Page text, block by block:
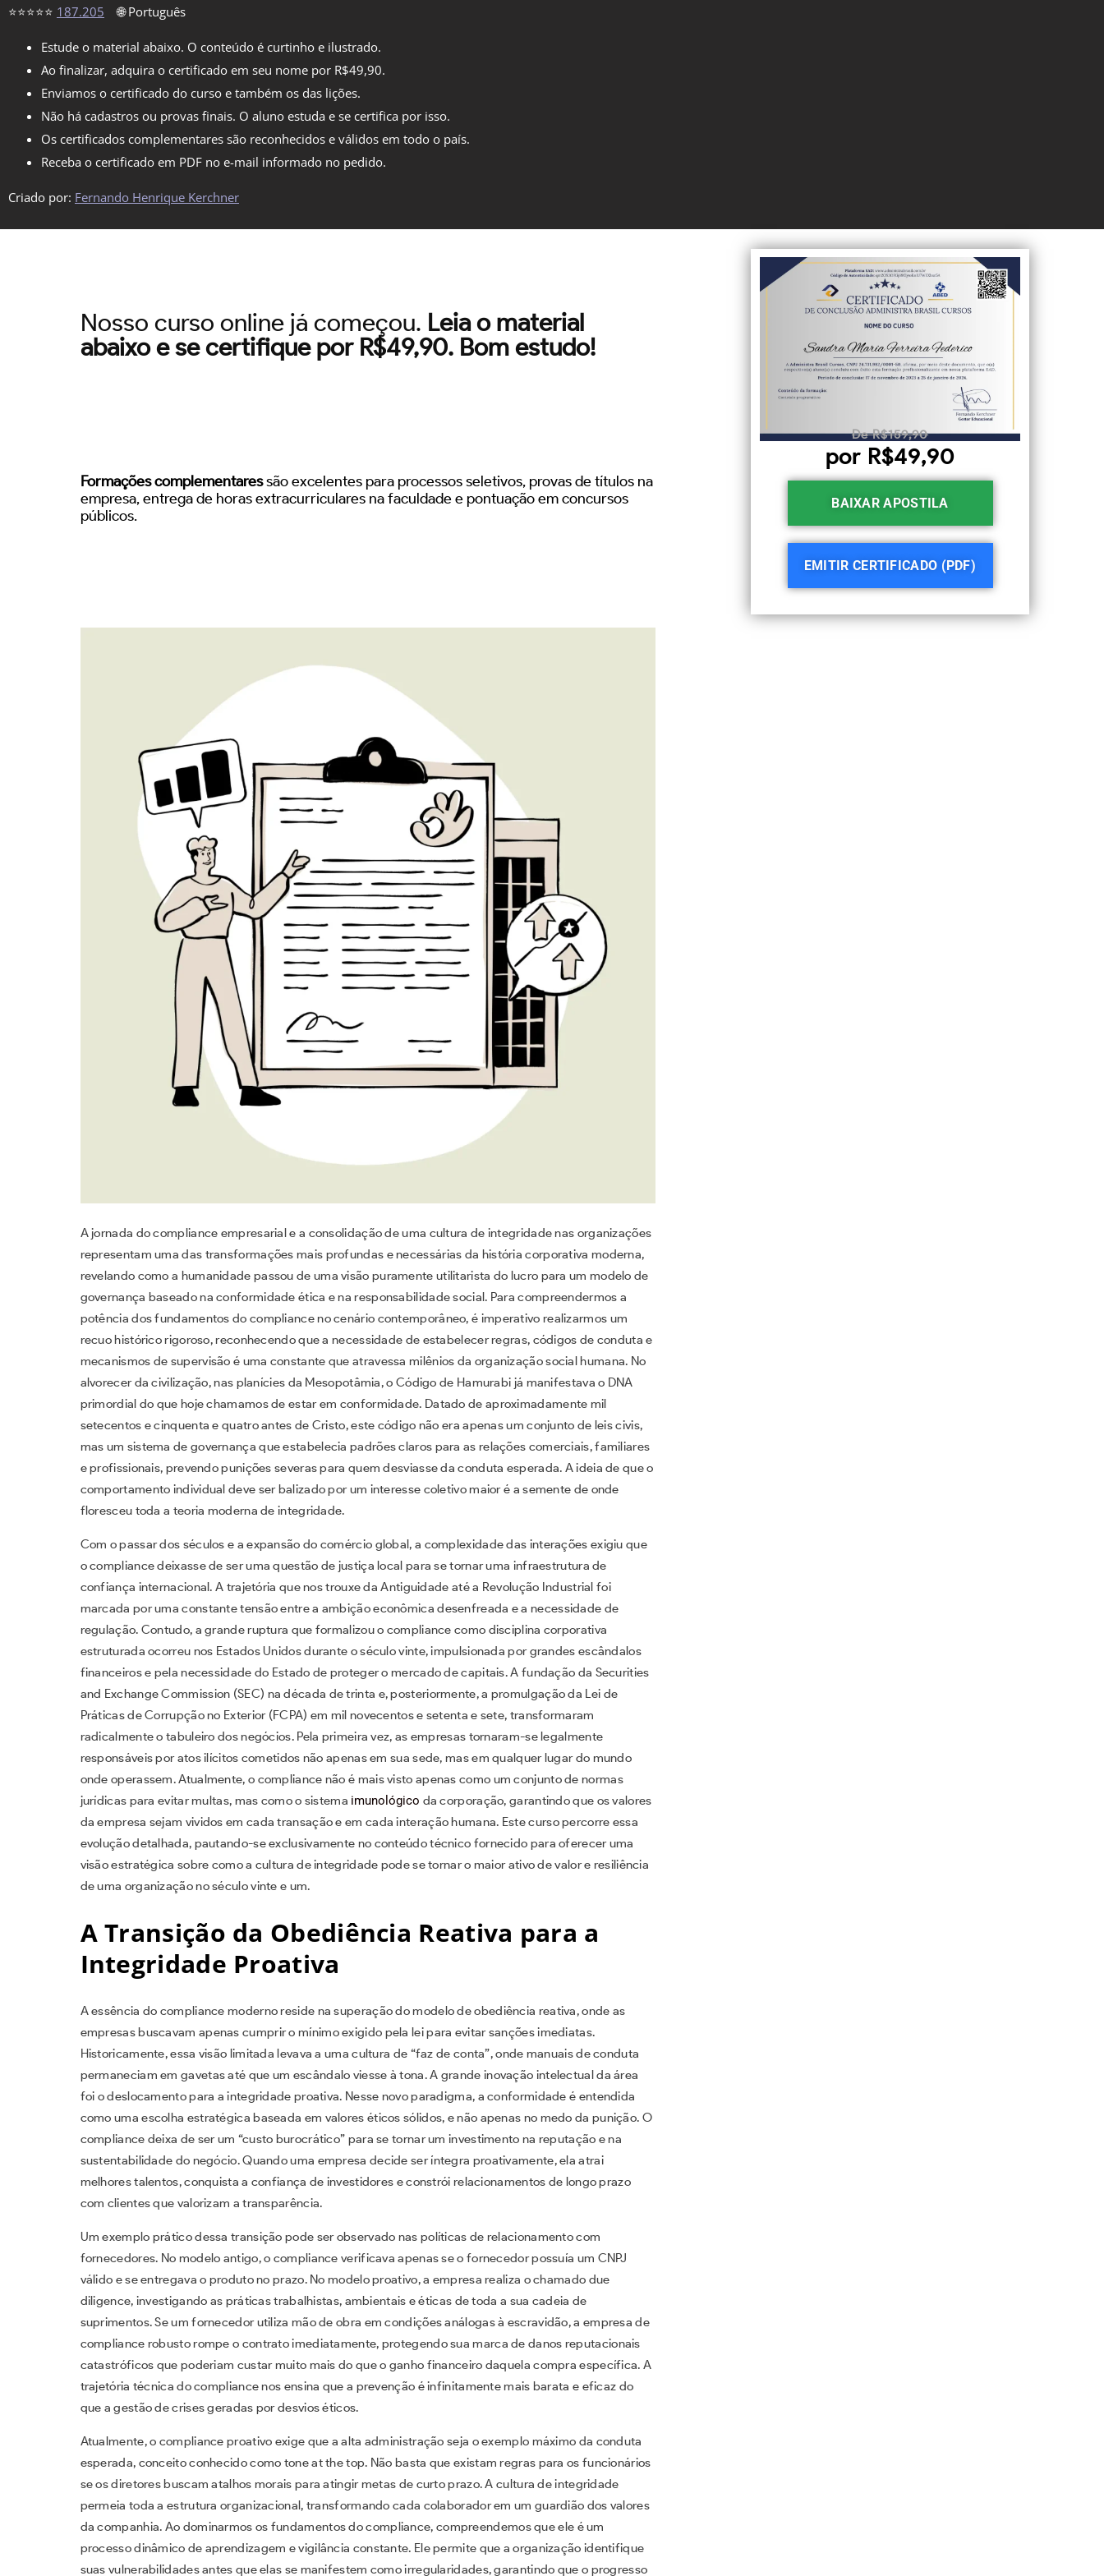
⭐⭐⭐⭐⭐ 187.205 🌐 Português
Estude o material abaixo. O conteúdo é curtinho e ilustrado.
Ao finalizar, adquira o certificado em seu nome por R$49,90.
Enviamos o certificado do curso e também os das lições.
Não há cadastros ou provas finais. O aluno estuda e se certifica por isso.
Os certificados complementares são reconhecidos e válidos em todo o país.
Receba o certificado em PDF no e-mail informado no pedido.
Criado por: Fernando Henrique Kerchner
Nosso curso online já começou. Leia o material
abaixo e se certifique por R$49,90. Bom estudo!
Formações complementaressão excelentes para processos seletivos, provas de títulos na
empresa, entrega de horas extracurriculares na faculdade e pontuação em concursos
públicos.
A jornada do compliance empresarial e a consolidação de uma cultura de integridade nas organizações
representam uma das transformações mais profundas e necessárias da história corporativa moderna,
revelando como a humanidade passou de uma visão puramente utilitarista do lucro para um modelo de
governança baseado na conformidade ética e na responsabilidade social. Para compreendermos a
potência dos fundamentos do compliance no cenário contemporâneo, é imperativo realizarmos um
recuo histórico rigoroso, reconhecendo que a necessidade de estabelecer regras, códigos de conduta e
mecanismos de supervisão é uma constante que atravessa milênios da organização social humana. No
alvorecer da civilização, nas planícies da Mesopotâmia, o Código de Hamurabi já manifestava o DNA
primordial do que hoje chamamos de estar em conformidade. Datado de aproximadamente mil
setecentos e cinquenta e quatro antes de Cristo, este código não era apenas um conjunto de leis civis,
mas um sistema de governança que estabelecia padrões claros para as relações comerciais, familiares
e profissionais, prevendo punições severas para quem desviasse da conduta esperada. A ideia de que o
comportamento individual deve ser balizado por um interesse coletivo maior é a semente de onde
floresceu toda a teoria moderna de integridade.
Com o passar dos séculos e a expansão do comércio global, a complexidade das interações exigiu que
o compliance deixasse de ser uma questão de justiça local para se tornar uma infraestrutura de
confiança internacional. A trajetória que nos trouxe da Antiguidade até a Revolução Industrial foi
marcada por uma constante tensão entre a ambição econômica desenfreada e a necessidade de
regulação. Contudo, a grande ruptura que formalizou o compliance como disciplina corporativa
estruturada ocorreu nos Estados Unidos durante o século vinte, impulsionada por grandes escândalos
financeiros e pela necessidade do Estado de proteger o mercado de capitais. A fundação da Securities
and Exchange Commission (SEC) na década de trinta e, posteriormente, a promulgação da Lei de
Práticas de Corrupção no Exterior (FCPA) em mil novecentos e setenta e sete, transformaram
radicalmente o tabuleiro dos negócios. Pela primeira vez, as empresas tornaram-se legalmente
responsáveis por atos ilícitos cometidos não apenas em sua sede, mas em qualquer lugar do mundo
onde operassem. Atualmente, o compliance não é mais visto apenas como um conjunto de normas
jurídicas para evitar multas, mas como o sistema imunológico da corporação, garantindo que os valores
da empresa sejam vividos em cada transação e em cada interação humana. Este curso percorre essa
evolução detalhada, pautando-se exclusivamente no conteúdo técnico fornecido para oferecer uma
visão estratégica sobre como a cultura de integridade pode se tornar o maior ativo de valor e resiliência
de uma organização no século vinte e um.
A Transição da Obediência Reativa para a
Integridade Proativa
A essência do compliance moderno reside na superação do modelo de obediência reativa, onde as
empresas buscavam apenas cumprir o mínimo exigido pela lei para evitar sanções imediatas.
Historicamente, essa visão limitada levava a uma cultura de “faz de conta”, onde manuais de conduta
permaneciam em gavetas até que um escândalo viesse à tona. A grande inovação intelectual da área
foi o deslocamento para a integridade proativa. Nesse novo paradigma, a conformidade é entendida
como uma escolha estratégica baseada em valores éticos sólidos, e não apenas no medo da punição. O
compliance deixa de ser um “custo burocrático” para se tornar um investimento na reputação e na
sustentabilidade do negócio. Quando uma empresa decide ser íntegra proativamente, ela atrai
melhores talentos, conquista a confiança de investidores e constrói relacionamentos de longo prazo
com clientes que valorizam a transparência.
Um exemplo prático dessa transição pode ser observado nas políticas de relacionamento com
fornecedores. No modelo antigo, o compliance verificava apenas se o fornecedor possuía um CNPJ
válido e se entregava o produto no prazo. No modelo proativo, a empresa realiza o chamado due
diligence, investigando as práticas trabalhistas, ambientais e éticas de toda a sua cadeia de
suprimentos. Se um fornecedor utiliza mão de obra em condições análogas à escravidão, a empresa de
compliance robusto rompe o contrato imediatamente, protegendo sua marca de danos reputacionais
catastróficos que poderiam custar muito mais do que o ganho financeiro daquela compra específica. A
trajetória técnica do compliance nos ensina que a prevenção é infinitamente mais barata e eficaz do
que a gestão de crises geradas por desvios éticos.
Atualmente, o compliance proativo exige que a alta administração seja o exemplo máximo da conduta
esperada, conceito conhecido como tone at the top. Não basta que existam regras para os funcionários
se os diretores buscam atalhos morais para atingir metas de curto prazo. A cultura de integridade
permeia toda a estrutura organizacional, transformando cada colaborador em um guardião dos valores
da companhia. Ao dominarmos os fundamentos do compliance, compreendemos que ele é um
processo dinâmico de aprendizagem e vigilância constante. Ele permite que a organização identifique
suas vulnerabilidades antes que elas se manifestem como irregularidades, garantindo que o progresso
De R$159,90
por R$49,90
BAIXAR APOSTILA
EMITIR CERTIFICADO (PDF)